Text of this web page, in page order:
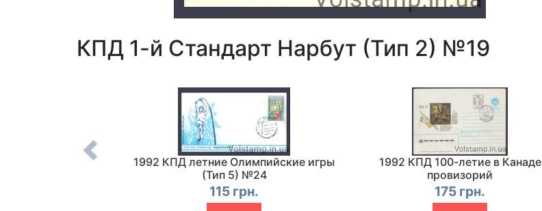
КПД 1-й Стандарт Нарбут (Тип 2) №19
независимость
1992 КПД летние Олимпийские игры
(Тип 5) №24
115 грн.
1992 КПД 100-летие в Канаде
провизорий
175 грн.